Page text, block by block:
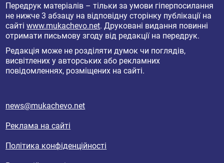
Передрук матеріалів – тільки за умови гіперпосилання
не нижче 3 абзацу на відповідну сторінку публікації на
сайтіwww.mukachevo.net. Друковані видання повинні
отримати письмову згоду від редакції на передрук.
Редакція може не розділяти думок чи поглядів,
висвітлених у авторських або рекламних
повідомленнях, розміщених на сайті.
news@mukachevo.net
Реклама на сайті
Політика конфіденційності